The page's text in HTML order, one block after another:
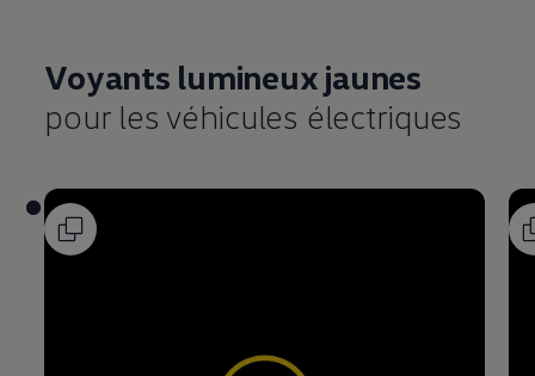
Voyants lumineux jaunes
pour les véhicules électriques